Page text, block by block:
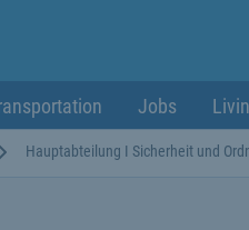
Jobs
Hauptabteilung I Sicherheit und